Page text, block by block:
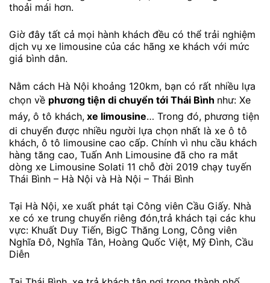
thoải mái hơn.
Giờ đây tất cả mọi hành khách đều có thể trải nghiệm
dịch vụ xe limousine của các hãng xe khách với mức
giá bình dân.
Nằm cách Hà Nội khoảng 120km, bạn có rất nhiều lựa
chọn về phương tiện di chuyển tới Thái Bình như: Xe
máy, ô tô khách, xe limousine… Trong đó, phương tiện
di chuyển được nhiều người lựa chọn nhất là xe ô tô
khách, ô tô limousine cao cấp. Chính vì nhu cầu khách
hàng tăng cao, Tuấn Anh Limousine đã cho ra mắt
dòng xe Limousine Solati 11 chỗ đời 2019 chạy tuyến
Thái Bình – Hà Nội và Hà Nội – Thái Bình
Tại Hà Nội, xe xuất phát tại Công viên Cầu Giấy. Nhà
xe có xe trung chuyển riêng đón,trả khách tại các khu
vực: Khuất Duy Tiến, BigC Thăng Long, Công viên
Nghĩa Đô, Nghĩa Tân, Hoàng Quốc Việt, Mỹ Đình, Cầu
Diễn